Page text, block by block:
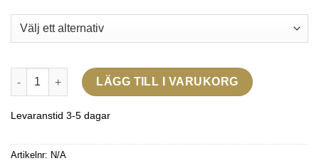
Ashi Vedkorg Large mängd
LÄGG TILL I VARUKORG
Levaranstid 3-5 dagar
Artikelnr: N/A